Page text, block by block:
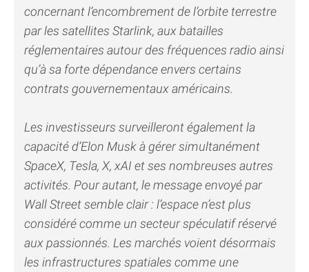
concernant l’encombrement de l’orbite terrestre
par les satellites Starlink, aux batailles
réglementaires autour des fréquences radio ainsi
qu’à sa forte dépendance envers certains
contrats gouvernementaux américains.
Les investisseurs surveilleront également la
capacité d’Elon Musk à gérer simultanément
SpaceX, Tesla, X, xAI et ses nombreuses autres
activités. Pour autant, le message envoyé par
Wall Street semble clair : l’espace n’est plus
considéré comme un secteur spéculatif réservé
aux passionnés. Les marchés voient désormais
les infrastructures spatiales comme une